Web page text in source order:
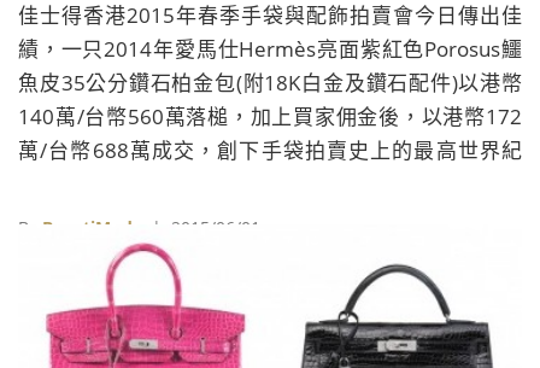
佳士得香港2015年春季手袋與配飾拍賣會今日傳出佳
績，一只2014年愛馬仕Hermès亮面紫紅色Porosus鱷
魚皮35公分鑽石柏金包(附18K白金及鑽石配件)以港幣
140萬/台幣560萬落槌，加上買家佣金後，以港幣172
萬/台幣688萬成交，創下手袋拍賣史上的最高世界紀
By BeautiMode | 2015/06/01